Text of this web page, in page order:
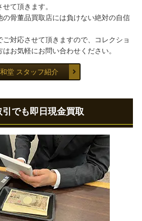
て頂きます。
骨董品買取店には負けない絶対の自信
対応させて頂きますので、コレクショ
お気軽にお問い合わせください。
堂 スタッフ紹介
でも即日現金買取